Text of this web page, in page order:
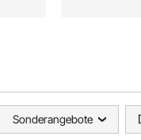
Sonderangebote